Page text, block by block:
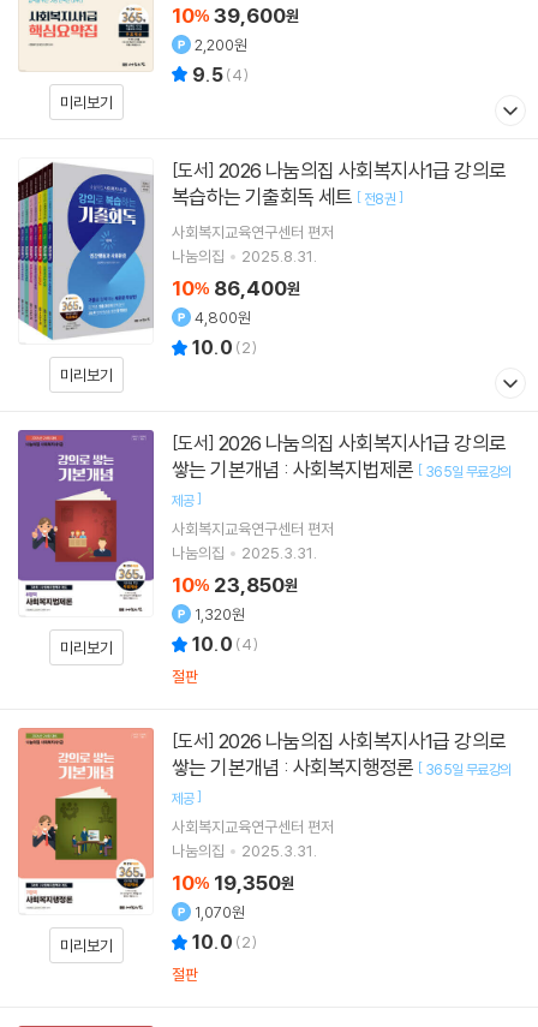
미리보기
10% 39,600원
2,200원
9.5(4)
미리보기
[도서]
복습하는 기출회독 세트 [ 전8권 ]
사회복지교육연구센터 편저
나눔의집
2025.8.31.
10% 86,400원
4,800원
10.0 (2)
미리보기
[도서]
쌓는 기본개념 : 사회복지법제론 [ 365일 무료강의
제공]
사회복지교육연구센터 편저
나눔의집
2025.3.31.
10% 23,850원
1,320원
10.0 (4)
절판
미리보기
[도서]
쌓는 기본개념 : 사회복지행정론 [ 365일 무료강의
제공]
사회복지교육연구센터 편저
나눔의집
2025.3.31.
10% 19,350원
1,070원
10.0 (2)
절판